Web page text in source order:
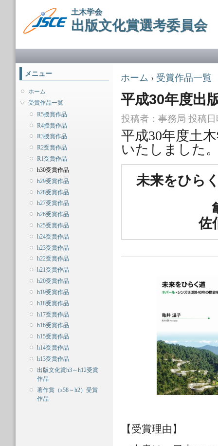
動
土木学会
出版文化賞選考委員会
メニュー
ホーム
受賞作品一覧
R5授賞作品
R4授賞作品
R3授賞作品
R2受賞作品
R1受賞作品
h30受賞作品
h29受賞作品
h28受賞作品
h27受賞作品
h26受賞作品
h25受賞作品
h24受賞作品
h23受賞作品
h22受賞作品
h21受賞作品
h20受賞作品
h19受賞作品
h18受賞作品
h17受賞作品
h16受賞作品
h15受賞作品
h14受賞作品
h13受賞作品
出版文化賞h3～h12受賞
作品
著作賞（s58～h2）受賞
作品
現在地
ホーム › 受賞作品一覧
平成30年度出
投稿者： 事務局 投稿日
平成30年度土
いたしました
未来をひ
佐
【受賞理由】